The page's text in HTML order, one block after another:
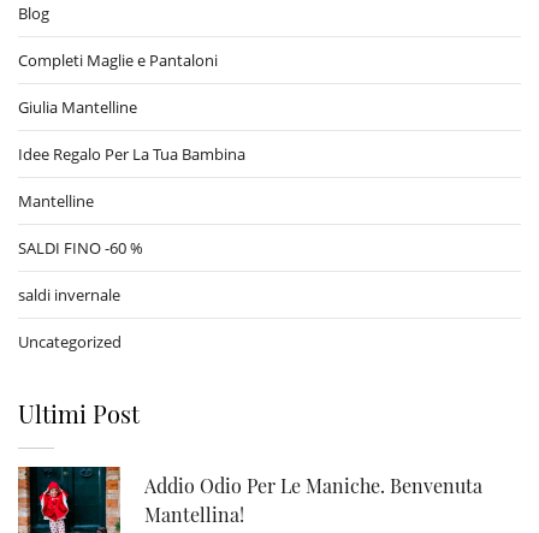
Blog
Completi Maglie e Pantaloni
Giulia Mantelline
Idee Regalo Per La Tua Bambina
Mantelline
SALDI FINO -60 %
saldi invernale
Uncategorized
Ultimi Post
Addio Odio Per Le Maniche. Benvenuta
Mantellina!